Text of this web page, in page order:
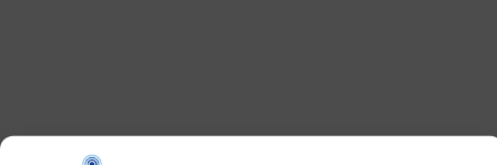
U TK povećan broj požara